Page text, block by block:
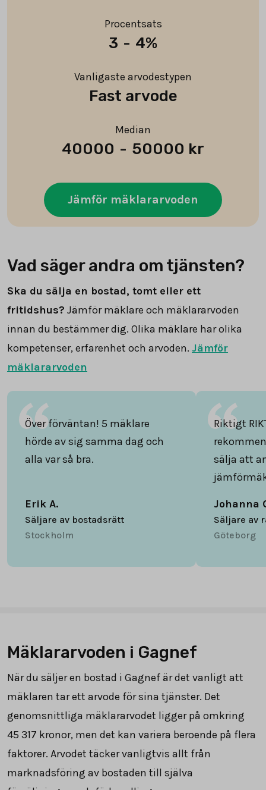
Procentsats
3 - 4%
Vanligaste arvodestypen
Fast arvode
Median
40000 - 50000 kr
Jämför mäklararvoden
Vad säger andra om tjänsten?
Ska du sälja en bostad, tomt eller ett
fritidshus? Jämför mäklare och mäklararvoden
innan du bestämmer dig. Olika mäklare har olika
kompetenser, erfarenhet och arvoden. Jämför
mäklararvoden
Över förväntan! 5 mäklare
hörde av sig samma dag och
alla var så bra.
Erik A.
Säljare av bostadsrätt
Stockholm
Riktigt
sälja att
Johanna
Säljare av
Göteborg
Mäklararvoden i Gagnef
När du säljer en bostad i Gagnef är det vanligt att
mäklaren tar ett arvode för sina tjänster. Det
genomsnittliga mäklararvodet ligger på omkring
45 317 kronor, men det kan variera beroende på flera
faktorer. Arvodet täcker vanligtvis allt från
marknadsföring av bostaden till själva